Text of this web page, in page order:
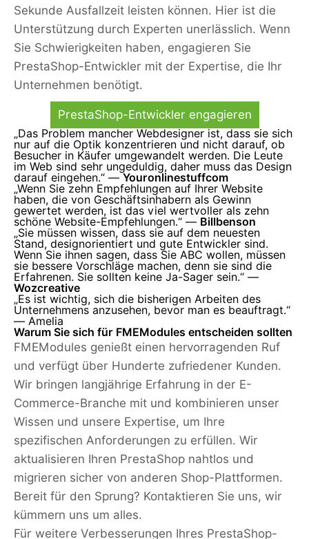
Sekunde Ausfallzeit leisten können. Hier ist die
Unterstützung durch Experten unerlässlich. Wenn
Sie Schwierigkeiten haben, engagieren Sie
PrestaShop-Entwickler mit der Expertise, die Ihr
Unternehmen benötigt.
PrestaShop-Entwickler engagieren
„Das Problem mancher Webdesigner ist, dass sie sich
nur auf die Optik konzentrieren und nicht darauf, ob
Besucher in Käufer umgewandelt werden. Die Leute
im Web sind sehr ungeduldig, daher muss das Design
darauf eingehen.“ — Youronlinestuffcom
„Wenn Sie zehn Empfehlungen auf Ihrer Website
haben, die von Geschäftsinhabern als Gewinn
gewertet werden, ist das viel wertvoller als zehn
schöne Website-Empfehlungen.“ — Billbenson
„Sie müssen wissen, dass sie auf dem neuesten
Stand, designorientiert und gute Entwickler sind.
Wenn Sie ihnen sagen, dass Sie ABC wollen, müssen
sie bessere Vorschläge machen, denn sie sind die
Erfahrenen. Sie sollten keine Ja-Sager sein.“ —
Wozcreative
„Es ist wichtig, sich die bisherigen Arbeiten des
Unternehmens anzusehen, bevor man es beauftragt.“
— Amelia
Warum Sie sich für FMEModules entscheiden sollten
FMEModules genießt einen hervorragenden Ruf
und verfügt über Hunderte zufriedener Kunden.
Wir bringen langjährige Erfahrung in der E-
Commerce-Branche mit und kombinieren unser
Wissen und unsere Expertise, um Ihre
spezifischen Anforderungen zu erfüllen. Wir
aktualisieren Ihren PrestaShop nahtlos und
migrieren sicher von anderen Shop-Plattformen.
Bereit für den Sprung? Kontaktieren Sie uns, wir
kümmern uns um alles.
Für weitere Verbesserungen Ihres PrestaShop-